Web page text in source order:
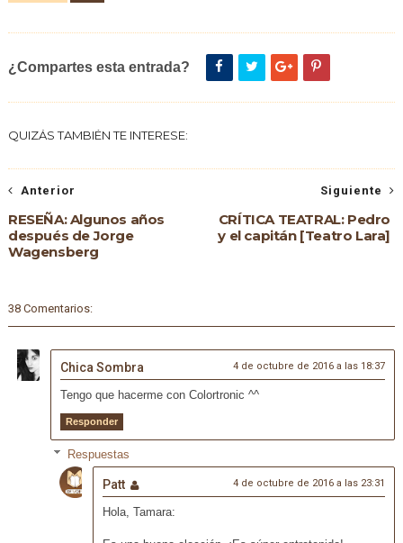
¿Compartes esta entrada?
QUIZÁS TAMBIÉN TE INTERESE:
Siguiente
CRÍTICA TEATRAL: Pedro
y el capitán [Teatro Lara]
Anterior
RESEÑA: Algunos años
después de Jorge
Wagensberg
38 Comentarios:
Chica Sombra 4 de octubre de 2016 a las 18:37
Tengo que hacerme con Colortronic ^^
Responder
Respuestas
Patt 4 de octubre de 2016 a las 23:31
Hola, Tamara: